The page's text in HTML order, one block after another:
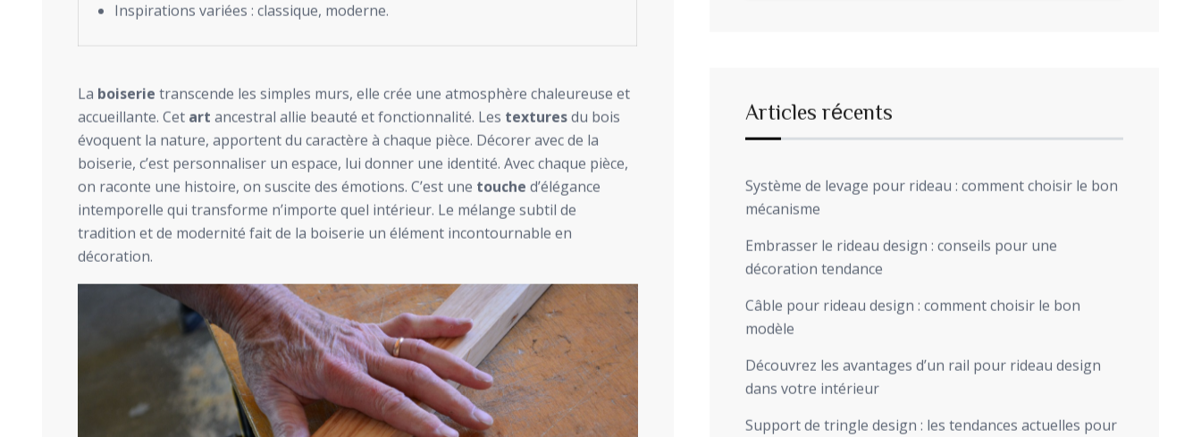
Inspirations variées : classique, moderne.
La boiserie transcende les simples murs, elle crée une atmosphère chaleureuse et
accueillante. Cet art ancestral allie beauté et fonctionnalité. Les texturesdu bois
évoquent la nature, apportent du caractère à chaque pièce. Décorer avec de la
boiserie, c’est personnaliser un espace, lui donner une identité. Avec chaque pièce,
on raconte une histoire, on suscite des émotions. C’est une touche d’élégance
intemporelle qui transforme n’importe quel intérieur. Le mélange subtil de
tradition et de modernité fait de la boiserie un élément incontournable en
décoration.
Articles récents
Système de levage pour rideau : comment choisir le bon
mécanisme
Embrasser le rideau design : conseils pour une
décoration tendance
Câble pour rideau design : comment choisir le bon
modèle
Découvrez les avantages d’un rail pour rideau design
dans votre intérieur
Support de tringle design : les tendances actuelles pour